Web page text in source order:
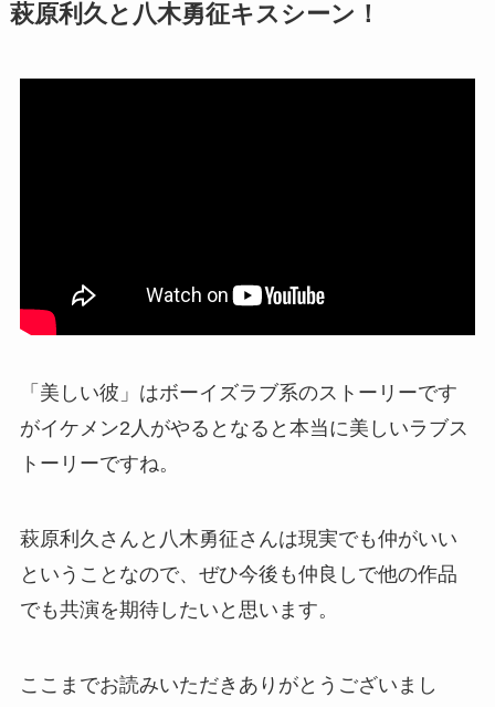
萩原利久と八木勇征キスシーン！
「美しい彼」はボーイズラブ系のストーリーです
がイケメン2人がやるとなると本当に美しいラブス
トーリーですね。
萩原利久さんと八木勇征さんは現実でも仲がいい
ということなので、ぜひ今後も仲良しで他の作品
でも共演を期待したいと思います。
ここまでお読みいただきありがとうございまし